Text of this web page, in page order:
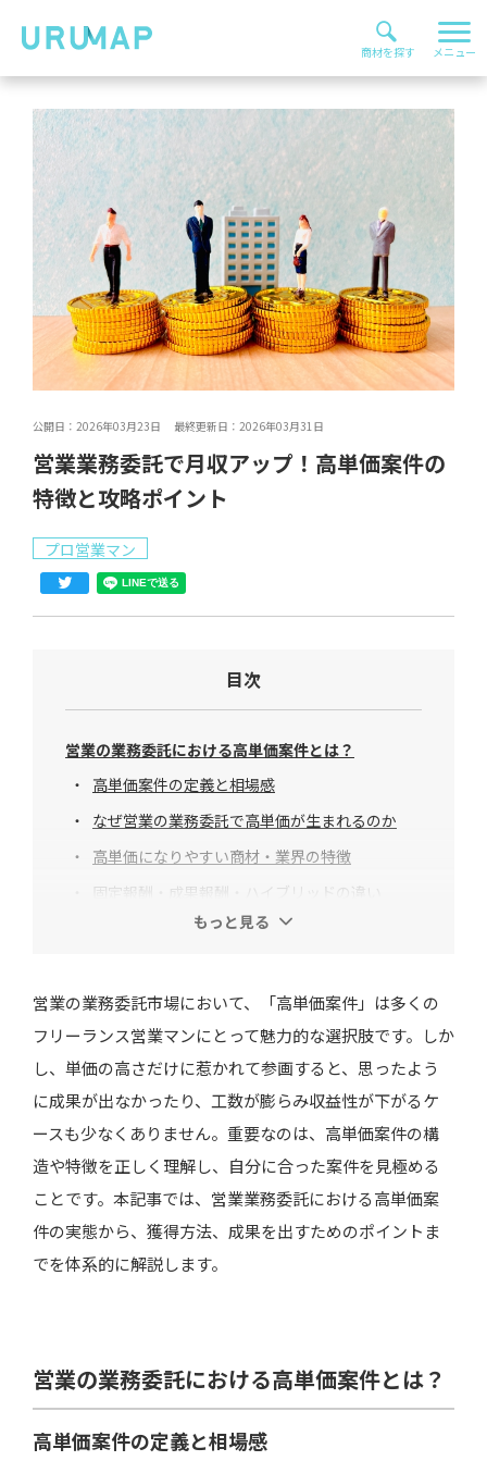
公開日：2026年03月23日 最終更新日：2026年03月31日
営業業務委託で月収アップ！高単価案件の
特徴と攻略ポイント
プロ営業マン
目次
営業の業務委託における高単価案件とは？
高単価案件の定義と相場感
なぜ営業の業務委託で高単価が生まれるのか
高単価になりやすい商材・業界の特徴
固定報酬・成果報酬・ハイブリッドの違い
少ない案件数で大きく稼げる
スキルや経験がダイレクトに評価される
裁量が大きく自由度が高い働き方ができる
高単価案件の落とし穴と注意点
難易度が高く成果が出にくい場合がある
工数が多く時給換算で割に合わないケース
もっと見る
営業の業務委託市場において、「高単価案件」は多くの
フリーランス営業マンにとって魅力的な選択肢です。しか
し、単価の高さだけに惹かれて参画すると、思ったよう
に成果が出なかったり、工数が膨らみ収益性が下がるケ
ースも少なくありません。重要なのは、高単価案件の構
造や特徴を正しく理解し、自分に合った案件を見極める
ことです。本記事では、営業業務委託における高単価案
件の実態から、獲得方法、成果を出すためのポイントま
でを体系的に解説します。
営業の業務委託における高単価案件とは？
高単価案件の定義と相場感